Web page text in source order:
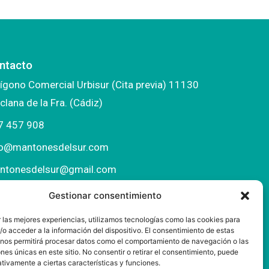
Gestionar consentimiento
las mejores experiencias, utilizamos tecnologías como las cookies para
o acceder a la información del dispositivo. El consentimiento de estas
permitirá procesar datos como el comportamiento de navegación o las
únicas en este sitio. No consentir o retirar el consentimiento, puede
a ciertas características y funciones.
Comercial Urbisur (Cita previa) 11130
de la Fra. (Cádiz)
457 908